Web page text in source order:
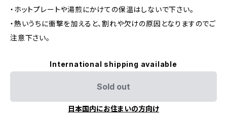
・ホットプレートや湯煎にかけての保温はしないで下さい。
・熱いうちに衝撃を加えると、割れや欠けの原因となりますのでご
注意下さい。
International shipping available
Sold out
日本国内にお住まいの方向け